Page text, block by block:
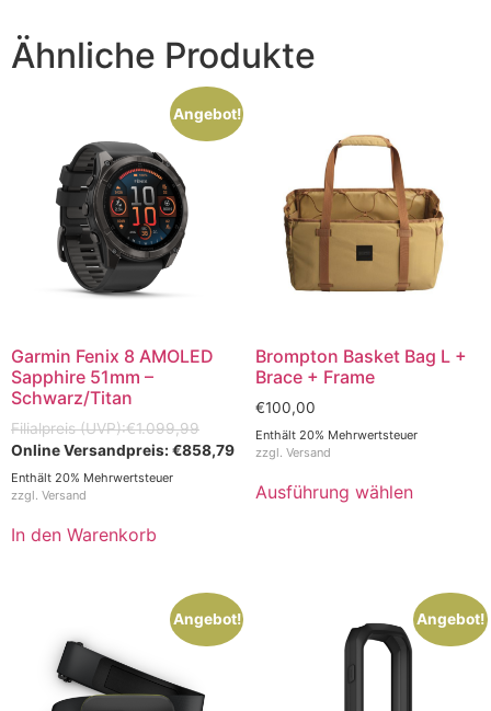
Ähnliche Produkte
Angebot!
Garmin Fenix 8 AMOLED
Sapphire 51mm –
Schwarz/Titan
€1.099,99
€858,79
Enthält 20% Mehrwertsteuer
zzgl. Versand
In den Warenkorb
Brompton Basket Bag L +
Brace + Frame
€100,00
Enthält 20% Mehrwertsteuer
zzgl. Versand
Ausführung wählen
Angebot! Angebot!